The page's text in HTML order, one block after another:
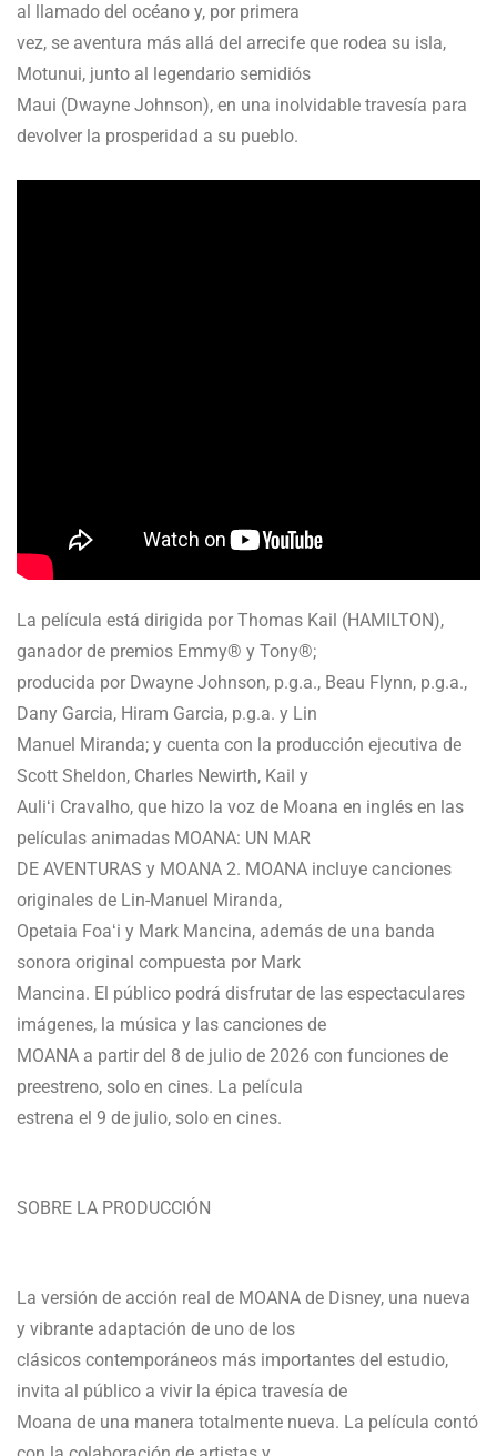
al llamado del océano y, por primera
vez, se aventura más allá del arrecife que rodea su isla,
Motunui, junto al legendario semidiós
Maui (Dwayne Johnson), en una inolvidable travesía para
devolver la prosperidad a su pueblo.
La película está dirigida por Thomas Kail (HAMILTON),
ganador de premios Emmy® y Tony®;
producida por Dwayne Johnson, p.g.a., Beau Flynn, p.g.a.,
Dany Garcia, Hiram Garcia, p.g.a. y Lin
Manuel Miranda; y cuenta con la producción ejecutiva de
Scott Sheldon, Charles Newirth, Kail y
Auliʻi Cravalho, que hizo la voz de Moana en inglés en las
películas animadas MOANA: UN MAR
DE AVENTURAS y MOANA 2. MOANA incluye canciones
originales de Lin-Manuel Miranda,
Opetaia Foaʻi y Mark Mancina, además de una banda
sonora original compuesta por Mark
Mancina. El público podrá disfrutar de las espectaculares
imágenes, la música y las canciones de
MOANA a partir del 8 de julio de 2026 con funciones de
preestreno, solo en cines. La película
estrena el 9 de julio, solo en cines.
SOBRE LA PRODUCCIÓN
La versión de acción real de MOANA de Disney, una nueva
y vibrante adaptación de uno de los
clásicos contemporáneos más importantes del estudio,
invita al público a vivir la épica travesía de
Moana de una manera totalmente nueva. La película contó